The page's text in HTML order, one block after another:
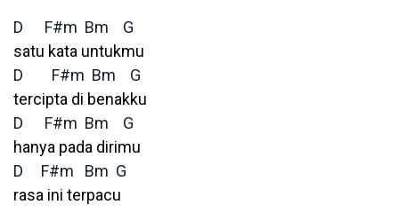
D F#m Bm
G
satu kata untukmu
D
F#m Bm
G
tercipta di benakku
D
F#m Bm
G
hanya pada dirimu
D
F#m Bm G
rasa ini terpacu